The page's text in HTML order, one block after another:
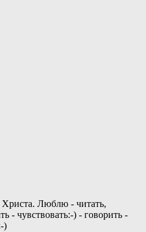
Люблю - читать,
- чувствовать:-) - говорить -
)